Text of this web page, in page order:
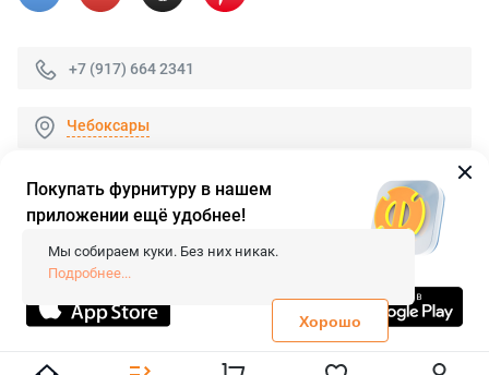
+7 (917) 664 2341
Чебоксары
© 2026 «FieraShop.ru»
Сопровождение сайта
- Вебформат.
Все права защищены.
Не является публичной офертой
Политика конфиденциальности
Покупать фурнитуру в нашем
приложении ещё удобнее!
Мы собираем куки. Без них никак.
Подробнее...
Хорошо